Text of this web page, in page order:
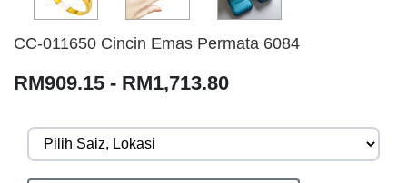
CC-011650 Cincin Emas Permata 6084
RM909.15 - RM1,713.80